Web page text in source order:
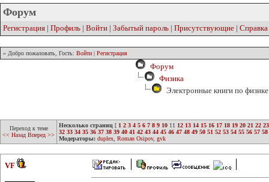
Форум
Регистрация | Профиль | Войти | Забытый пароль | Присутствующие | Справка
» Добро пожаловать, Гость: Войти | Регистрация
Форум
Физика
Электронные книги по
Переход к теме
<< Назад Вперед >>
Несколько страниц [ 1 2 3 4 5 6 7 8 9 10 11 12 13 14 15 16 17 18 19 20 21 22 23
32 33 34 35 36 37 38 39 40 41 42 43 44 45 46 47 48 49 50 51 52 53 54 55 56 57 58
Модераторы: duplex Roman Osipov, gvk
VF